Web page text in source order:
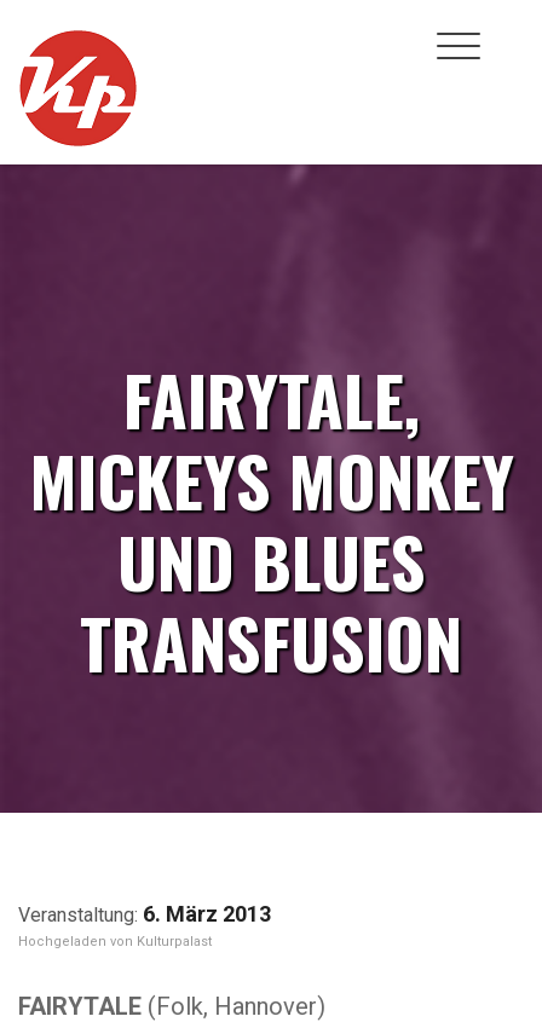
content
FAIRYTALE,
MICKEYS MONKEY
UND BLUES
TRANSFUSION
6. März 2013
Kulturpalast
FAIRYTALE (Folk, Hannover)